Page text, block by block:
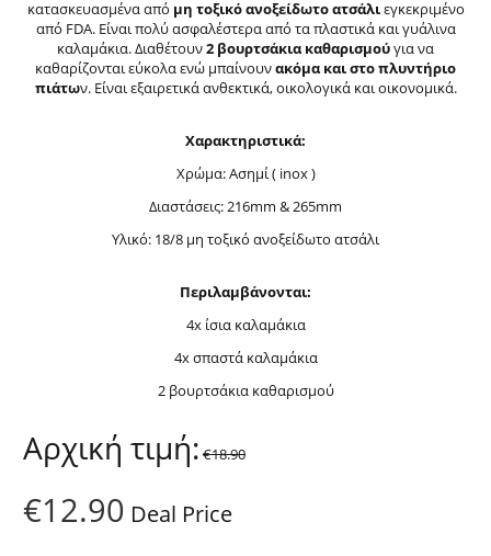
κατασκευασμένα από μη τοξικό ανοξείδωτο ατσάλιεγκεκριμένο
από FDA. Είναι πολύ ασφαλέστερα από τα πλαστικά και γυάλινα
καλαμάκια. Διαθέτουν2 βουρτσάκια καθαρισμούγια να
καθαρίζονται εύκολα ενώ μπαίνουνακόμα και στο πλυντήριο
πιάτων. Είναι εξαιρετικά ανθεκτικά, οικολογικά και οικονομικά.
Χαρακτηριστικά:
Χρώμα: Ασημί ( inox )
Διαστάσεις: 216mm & 265mm
Υλικό: 18/8 μη τοξικό ανοξείδωτο ατσάλι
Περιλαμβάνονται:
4x ίσια καλαμάκια
4x σπαστά καλαμάκια
2 βουρτσάκια καθαρισμού
Αρχική τιμή: €18.90
€12.90 Deal Price